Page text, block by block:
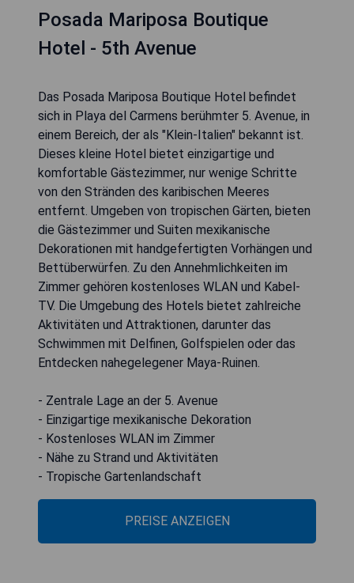
Posada Mariposa Boutique
Hotel - 5th Avenue
Das Posada Mariposa Boutique Hotel befindet
sich in Playa del Carmens berühmter 5. Avenue, in
einem Bereich, der als "Klein-Italien" bekannt ist.
Dieses kleine Hotel bietet einzigartige und
komfortable Gästezimmer, nur wenige Schritte
von den Stränden des karibischen Meeres
entfernt. Umgeben von tropischen Gärten, bieten
die Gästezimmer und Suiten mexikanische
Dekorationen mit handgefertigten Vorhängen und
Bettüberwürfen. Zu den Annehmlichkeiten im
Zimmer gehören kostenloses WLAN und Kabel-
TV. Die Umgebung des Hotels bietet zahlreiche
Aktivitäten und Attraktionen, darunter das
Schwimmen mit Delfinen, Golfspielen oder das
Entdecken nahegelegener Maya-Ruinen.
- Zentrale Lage an der 5. Avenue
- Einzigartige mexikanische Dekoration
- Kostenloses WLAN im Zimmer
- Nähe zu Strand und Aktivitäten
- Tropische Gartenlandschaft
PREISE ANZEIGEN